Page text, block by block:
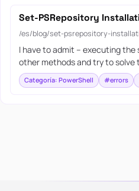
Set-PSRepository
/es/blog/set-psrepository-
I have to admit – executing
other methods and try to solve
Categoría: PowerShell #errors